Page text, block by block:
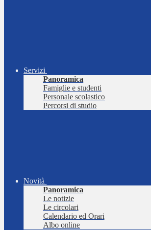
Servizi
Panoramica
Famiglie e studenti
Personale scolastico
Percorsi di studio
Novità
Panoramica
Le notizie
Le circolari
Calendario ed Orari
Albo online